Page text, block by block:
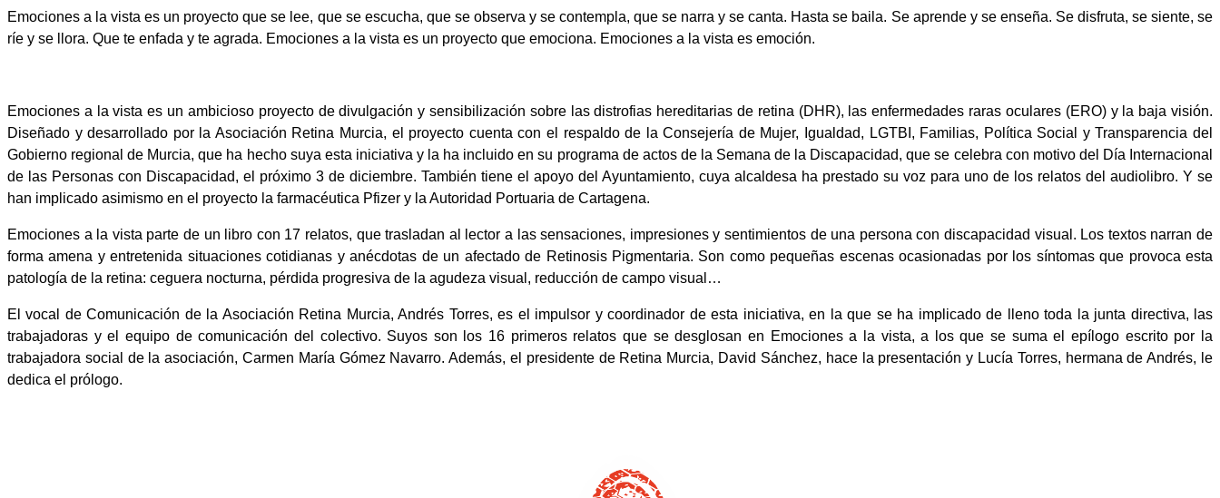
Emociones a la vista es un proyecto que se lee, que se escucha, que se observa y se contempla, que se narra y se canta. Hasta se baila. Se aprende y se enseña. Se disfruta, se siente, se
ríe y se llora. Que te enfada y te agrada. Emociones a la vista es un proyecto que emociona. Emociones a la vista es emoción.
Emociones a la vista es un ambicioso proyecto de divulgación y sensibilización sobre las distrofias hereditarias de retina (DHR), las enfermedades raras oculares (ERO) y la baja visión.
Diseñado y desarrollado por la Asociación Retina Murcia, el proyecto cuenta con el respaldo de la Consejería de Mujer, Igualdad, LGTBI, Familias, Política Social y Transparencia del
Gobierno regional de Murcia, que ha hecho suya esta iniciativa y la ha incluido en su programa de actos de la Semana de la Discapacidad, que se celebra con motivo del Día Internacional
de las Personas con Discapacidad, el próximo 3 de diciembre. También tiene el apoyo del Ayuntamiento, cuya alcaldesa ha prestado su voz para uno de los relatos del audiolibro. Y se
han implicado asimismo en el proyecto la farmacéutica Pfizer y la Autoridad Portuaria de Cartagena.
Emociones a la vista parte de un libro con 17 relatos, que trasladan al lector a las sensaciones, impresiones y sentimientos de una persona con discapacidad visual. Los textos narran de
forma amena y entretenida situaciones cotidianas y anécdotas de un afectado de Retinosis Pigmentaria. Son como pequeñas escenas ocasionadas por los síntomas que provoca esta
patología de la retina: ceguera nocturna, pérdida progresiva de la agudeza visual, reducción de campo visual…
El vocal de Comunicación de la Asociación Retina Murcia, Andrés Torres, es el impulsor y coordinador de esta iniciativa, en la que se ha implicado de lleno toda la junta directiva, las
trabajadoras y el equipo de comunicación del colectivo. Suyos son los 16 primeros relatos que se desglosan en Emociones a la vista, a los que se suma el epílogo escrito por la
trabajadora social de la asociación, Carmen María Gómez Navarro. Además, el presidente de Retina Murcia, David Sánchez, hace la presentación y Lucía Torres, hermana de Andrés, le
dedica el prólogo.